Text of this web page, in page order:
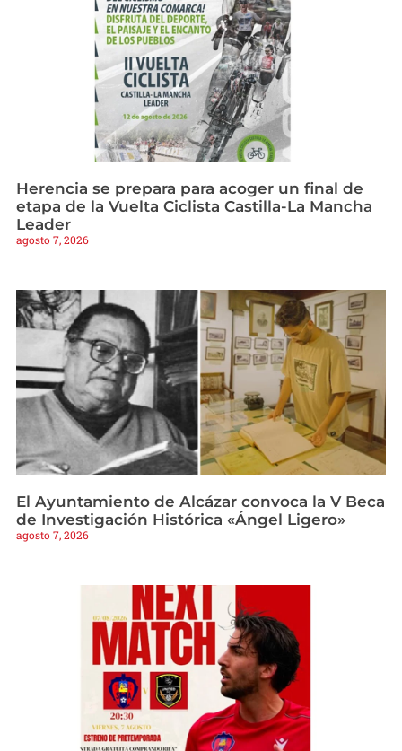
Herencia se prepara para acoger un final de
etapa de la Vuelta Ciclista Castilla-La Mancha
Leader
agosto 7, 2026
El Ayuntamiento de Alcázar convoca la V Beca
de Investigación Histórica «Ángel Ligero»
agosto 7, 2026